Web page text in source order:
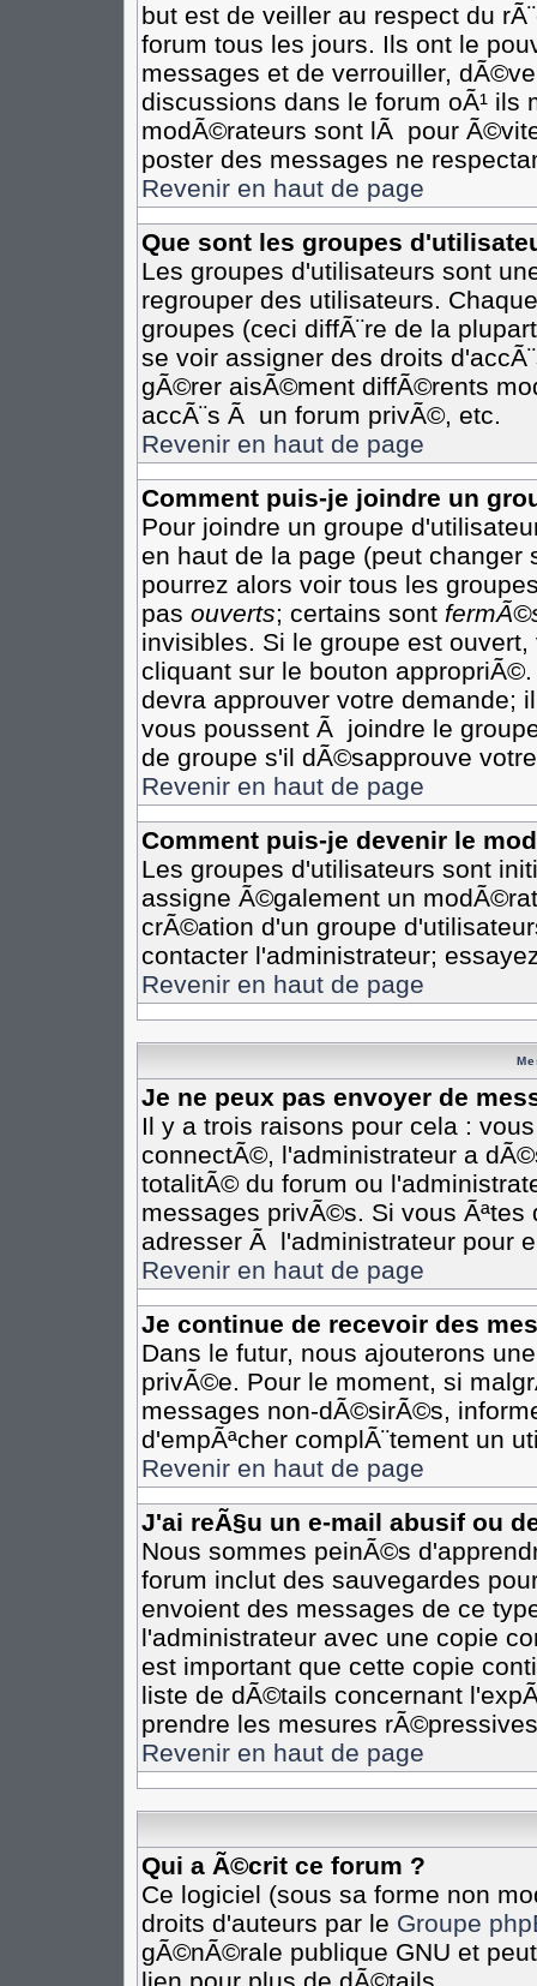
but est de veiller au respect du
forum tous les jours. Ils ont le
messages et de verrouiller,
discussions dans le forum oÃ¹ ils
modÃ©rateurs sont lÃ pour
poster des messages ne
Revenir en haut de page
Que sont les groupes
Les groupes d'utilisateurs sont
regrouper des utilisateurs.
groupes (ceci diffÃ¨re de la
se voir assigner des droits
gÃ©rer aisÃ©ment diffÃ©rents
accÃ¨s Ã un forum privÃ©, etc.
Revenir en haut de page
Comment puis-je joindre un
Pour joindre un groupe
en haut de la page (peut changer
pourrez alors voir tous les
pas ouverts; certains sont
invisibles. Si le groupe est
cliquant sur le bouton
devra approuver votre demande;
vous poussent Ã joindre le
de groupe s'il dÃ©sapprouve
Revenir en haut de page
Comment puis-je devenir le
Les groupes d'utilisateurs sont
assigne Ã©galement un
crÃ©ation d'un groupe
contacter l'administrateur;
Revenir en haut de page
Je ne peux pas envoyer de
Il y a trois raisons pour cela :
connectÃ©, l'administrateur a
totalitÃ© du forum ou
messages privÃ©s. Si vous
adresser Ã l'administrateur pour
Revenir en haut de page
Je continue de recevoir des
Dans le futur, nous ajouterons
privÃ©e. Pour le moment, si
messages non-dÃ©sirÃ©s,
d'empÃªcher complÃ¨tement un
Revenir en haut de page
J'ai reÃ§u un e-mail abusif ou
Nous sommes peinÃ©s
forum inclut des sauvegardes
envoient des messages de ce
l'administrateur avec une copie
est important que cette copie
liste de dÃ©tails concernant
prendre les mesures
Revenir en haut de page
Qui a Ã©crit ce forum ?
Ce logiciel (sous sa forme non
droits d'auteurs par le Groupe
gÃ©nÃ©rale publique GNU et